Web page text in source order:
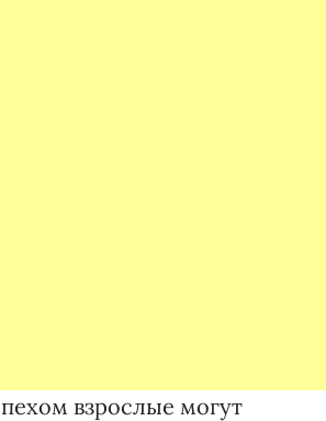
взрослые могут